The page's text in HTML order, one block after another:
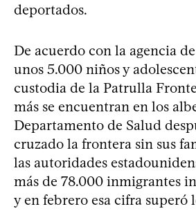
deportados.
De acuerdo con la agencia
unos 5.000 niños y
custodia de la Patrulla
más se encuentran en los
Departamento de Salud
cruzado la frontera sin sus
las autoridades
más de 78.000 inmigrantes
y en febrero esa cifra superó